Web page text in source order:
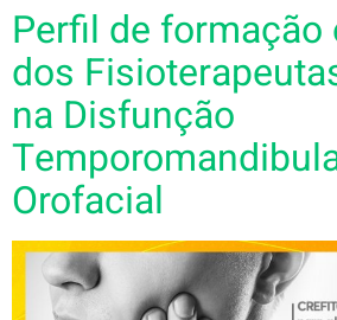
Perfil de formação
dos
na Disfunção
Orofacial